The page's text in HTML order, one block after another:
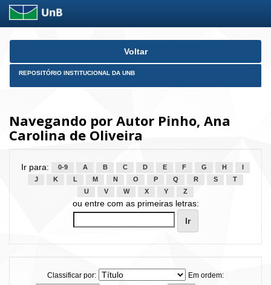
Skip
Voltar
REPOSITÓRIO INSTITUCIONAL DA UNB
Navegando por Autor Pinho, Ana
Carolina de Oliveira
Ir para: 0-9 A B C D E F G H
J
K L M N O P Q R S
T
U
V W X Y Z
ou entre com as primeiras letras:
Classificar por:
Em ordem: